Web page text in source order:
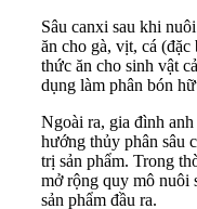
Sâu canxi sau khi
ăn cho gà, vịt, cá
thức ăn cho sinh vật
dụng làm phân bón
Ngoài ra, gia đình
hướng thủy phân sâu
trị sản phẩm. Trong
mở rộng quy mô nuôi
sản phẩm đầu ra.